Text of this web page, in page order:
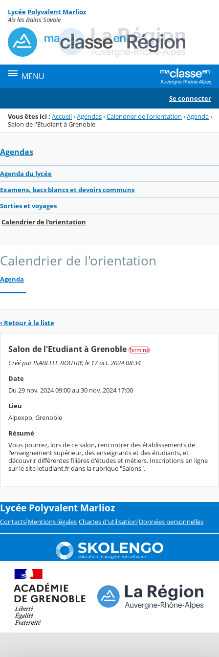
Menu de la rubrique
Contenu
Lycée Polyvalent Marlioz
Aix les Bains Savoie
MENU
Se connecter
Vous êtes ici : Accueil›Agendas›Calendrier de l'orientation ›Agenda›
Salon de l'Etudiant à Grenoble
Agendas
Agenda du lycée
Examens, bacs blancs et devoirs communs
Sorties et voyages
Calendrier de l'orientation
Calendrier de l'orientation
Agenda
‹ Retour à la liste
Salon de l'Etudiant à Grenoble Terminé
Créé par ISABELLE BOUTRY, le 17 oct. 2024 08:34
Date
Du 29 nov. 2024 09:00 au 30 nov. 2024 17:00
Lieu
Alpexpo, Grenoble
Résumé
Vous pourrez, lors de ce salon, rencontrer des établissements de
l'enseignement supérieur, des enseignants et des étudiants, et
découvrir différentes filières d'études et métiers. Inscriptions en ligne
sur le site letudiant.fr dans la rubrique "Salons".
Lycée Polyvalent Marlioz
Contacts Mentions légales Chartes d'utilisation Données personnelles